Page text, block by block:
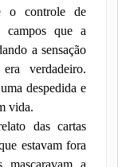
o controle de
campos que a
a sensação
verdadeiro.
despedida e
vida.
das cartas
estavam fora
mascaravam a